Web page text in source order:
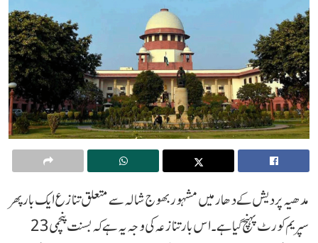
مدھیہ پردیش کے دھار میں مشہور بھوج شالہ سے متعلق تنازع ایک بار پھر
سپریم کورٹ پہنچ گیا ہے۔ اس بار تنازعہ کی وجہ یہ ہے کہ بسنت پنچمی 23